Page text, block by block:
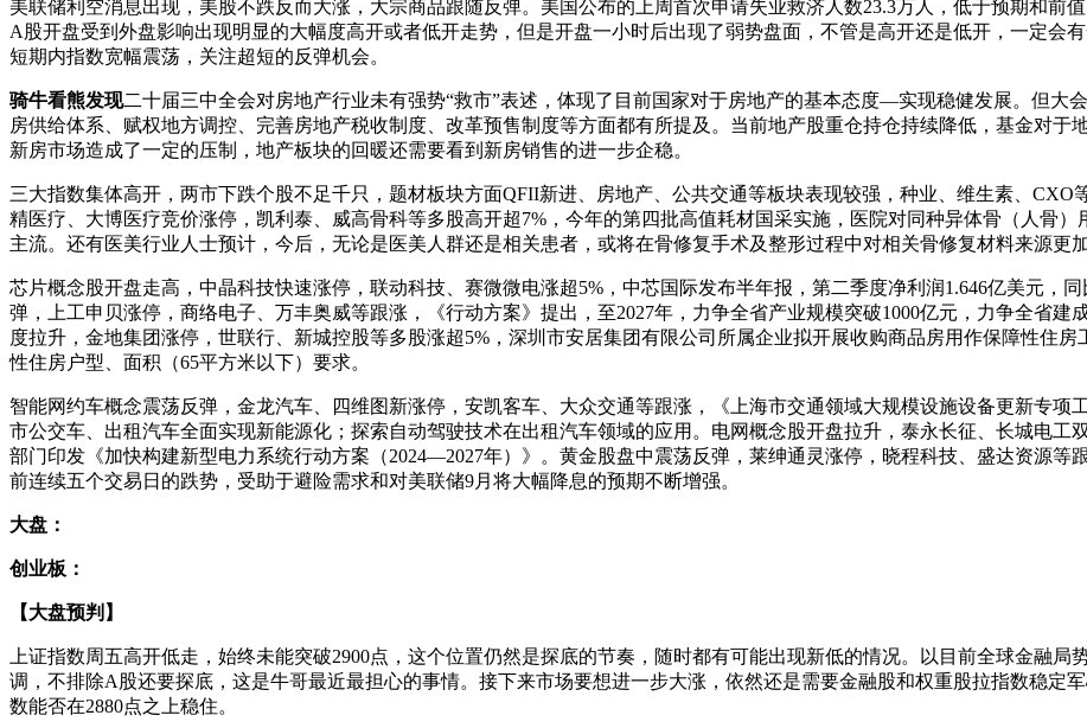
美联储利空消息出现，美股不跌反而大涨，大宗商品跟随反弹。美国公布的上周首次申请失业救济人数23.3万人，低于预期和前
A股开盘受到外盘影响出现明显的大幅度高开或者低开走势，但是开盘一小时后出现了弱势盘面，不管是高开还是低开，一定会
短期内指数宽幅震荡，关注超短的反弹机会。
骑牛看熊发现二十届三中全会对房地产行业未有强势“救市”表述，体现了目前国家对于房地产的基本态度—实现稳健发展。但大
房供给体系、赋权地方调控、完善房地产税收制度、改革预售制度等方面都有所提及。当前地产股重仓持仓持续降低，基金对于
新房市场造成了一定的压制，地产板块的回暖还需要看到新房销售的进一步企稳。
三大指数集体高开，两市下跌个股不足千只，题材板块方面QFII新进、房地产、公共交通等板块表现较强，种业、维生素、
精医疗、大博医疗竞价涨停，凯利泰、威高骨科等多股高开超7%，今年的第四批高值耗材国采实施，医院对同种异体骨（人骨
主流。还有医美行业人士预计，今后，无论是医美人群还是相关患者，或将在骨修复手术及整形过程中对相关骨修复材料来源更加
芯片概念股开盘走高，中晶科技快速涨停，联动科技、赛微微电涨超5%，中芯国际发布半年报，第二季度净利润1.646亿美元，
弹，上工申贝涨停，商络电子、万丰奥威等跟涨，《行动方案》提出，至2027年，力争全省产业规模突破1000亿元，力争全省建
度拉升，金地集团涨停，世联行、新城控股等多股涨超5%，深圳市安居集团有限公司所属企业拟开展收购商品房用作保障性住
性住房户型、面积（65平方米以下）要求。
智能网约车概念震荡反弹，金龙汽车、四维图新涨停，安凯客车、大众交通等跟涨，《上海市交通领域大规模设施设备更新专项
市公交车、出租汽车全面实现新能源化；探索自动驾驶技术在出租汽车领域的应用。电网概念股开盘拉升，泰永长征、长城电工
部门印发《加快构建新型电力系统行动方案（2024—2027年）》。黄金股盘中震荡反弹，莱绅通灵涨停，晓程科技、盛达资源等
前连续五个交易日的跌势，受助于避险需求和对美联储9月将大幅降息的预期不断增强。
大盘：
创业板：
【大盘预判】
上证指数周五高开低走，始终未能突破2900点，这个位置仍然是探底的节奏，随时都有可能出现新低的情况。以目前全球金融
调，不排除A股还要探底，这是牛哥最近最担心的事情。接下来市场要想进一步大涨，依然还是需要金融股和权重股拉指数稳定
数能否在2880点之上稳住。